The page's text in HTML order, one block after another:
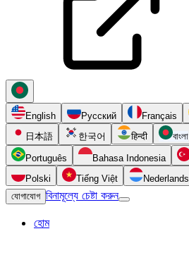
English Русский Français
日本語
한국어 हिन्दी বাংলা
Português Bahasa Indonesia
Polski
Tiếng Việt Nederlands
যোগাযোগ বিনামূল্যে চেষ্টা করুন
হোম